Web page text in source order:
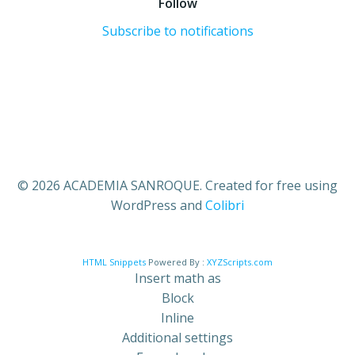
Subscribe to notifications
© 2026 ACADEMIA SANROQUE. Created for free using
WordPress and Colibri
HTML Snippets Powered By : XYZScripts.com
Insert math as
Block
Inline
Additional settings